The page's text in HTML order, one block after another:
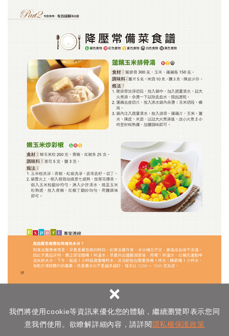
我們將使用cookie等資訊來優化您的體驗，繼續瀏覽即表示您同
意我們使用。欲瞭解詳細內容，請詳閱 隱私權保護政策
×